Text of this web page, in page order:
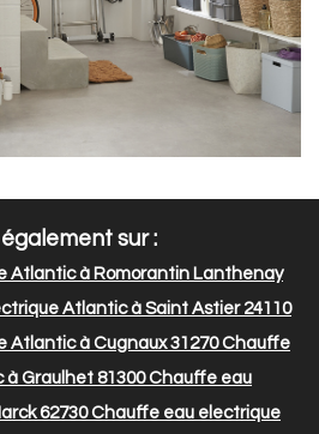
sur :
Atlantic à Romorantin Lanthenay
Atlantic à Saint Astier 24110
Atlantic à Cugnaux 31270Chauffe
Graulhet 81300Chauffe eau
62730Chauffe eau electrique